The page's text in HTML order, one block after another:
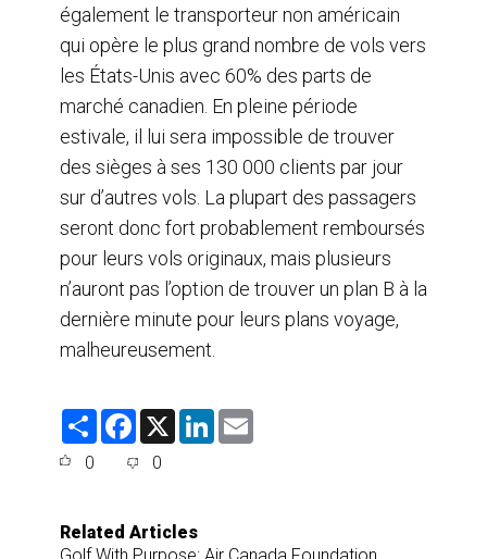
également le transporteur non américain
qui opère le plus grand nombre de vols vers
les États-Unis avec 60% des parts de
marché canadien. En pleine période
estivale, il lui sera impossible de trouver
des sièges à ses 130 000 clients par jour
sur d’autres vols. La plupart des passagers
seront donc fort probablement remboursés
pour leurs vols originaux, mais plusieurs
n’auront pas l’option de trouver un plan B à la
dernière minute pour leurs plans voyage,
malheureusement.
S
F
e
o
k
X
L
0 0
Related Articles
Golf With Purpose: Air Canada Foundation